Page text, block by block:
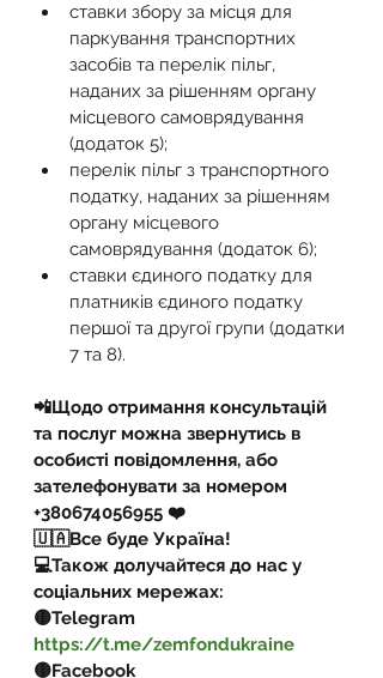
ставки збору за місця для
паркування транспортних
засобів та перелік пільг,
наданих за рішенням органу
місцевого самоврядування
(додаток 5);
перелік пільг з транспортного
податку, наданих за рішенням
органу місцевого
самоврядування (додаток 6);
ставки єдиного податку для
платників єдиного податку
першої та другої групи (додатки
7 та 8).
📲Щодо отримання консультацій
та послуг можна звернутись в
особисті повідомлення, або
зателефонувати за номером
+380674056955 ❤️
🇺🇦Все буде Україна!
💻Також долучайтеся до нас у
соціальних мережах:
🟡Telegram
https://t.me/zemfondukraine
🟡Facebook